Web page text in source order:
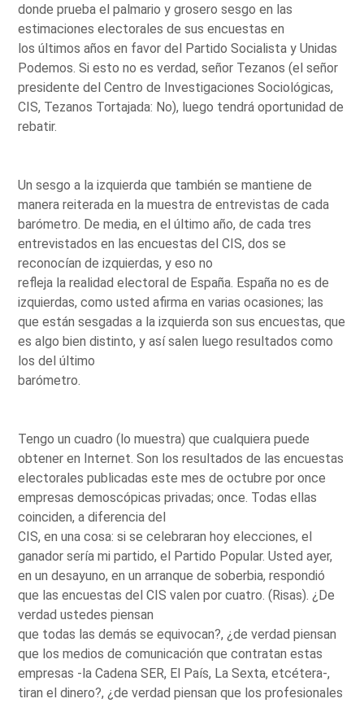
donde prueba el palmario y grosero sesgo en las
estimaciones electorales de sus encuestas en
los últimos años en favor del Partido Socialista y Unidas
Podemos. Si esto no es verdad, señor Tezanos (el señor
presidente del Centro de Investigaciones Sociológicas,
CIS, Tezanos Tortajada: No), luego tendrá oportunidad de
rebatir.
Un sesgo a la izquierda que también se mantiene de
manera reiterada en la muestra de entrevistas de cada
barómetro. De media, en el último año, de cada tres
entrevistados en las encuestas del CIS, dos se
reconocían de izquierdas, y eso no
refleja la realidad electoral de España. España no es de
izquierdas, como usted afirma en varias ocasiones; las
que están sesgadas a la izquierda son sus encuestas, que
es algo bien distinto, y así salen luego resultados como
los del último
barómetro.
Tengo un cuadro (lo muestra) que cualquiera puede
obtener en Internet. Son los resultados de las encuestas
electorales publicadas este mes de octubre por once
empresas demoscópicas privadas; once. Todas ellas
coinciden, a diferencia del
CIS, en una cosa: si se celebraran hoy elecciones, el
ganador sería mi partido, el Partido Popular. Usted ayer,
en un desayuno, en un arranque de soberbia, respondió
que las encuestas del CIS valen por cuatro. (Risas). ¿De
verdad ustedes piensan
que todas las demás se equivocan?, ¿de verdad piensan
que los medios de comunicación que contratan estas
empresas -la Cadena SER, El País, La Sexta, etcétera-,
tiran el dinero?, ¿de verdad piensan que los profesionales